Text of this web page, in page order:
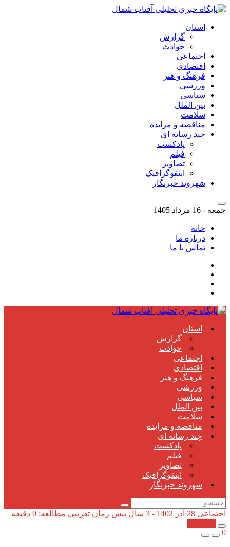
استان
گزارش
حوادث
اجتماعی
اقتصادی
فرهنگ و هنر
ورزشی
سیاسی
بین الملل
سلامت
مناقصه و مزایده
چند رسانه ای
پادکست
فیلم
تصاویر
اینفوگرافیک
شهروند خبرنگار
جمعه - 16 مرداد 1405
خانه
درباره ما
تماس با ما
استان
گزارش
حوادث
اجتماعی
اقتصادی
فرهنگ و هنر
ورزشی
سیاسی
بین الملل
سلامت
مناقصه و مزایده
چند رسانه ای
پادکست
فیلم
تصاویر
اینفوگرافیک
شهروند خبرنگار
اجتماعی 28 آذر 1402 - 3 سال پیش
زمان تقریبی مطالعه: 0 دقیقه
0